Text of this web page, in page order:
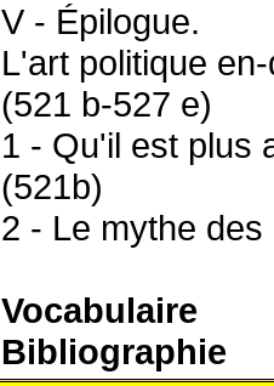
V - Épilogue.
L'art politique
(521 b-527 e)
1 - Qu'il est plus
(521b)
2 - Le mythe
Vocabulaire
Bibliographie